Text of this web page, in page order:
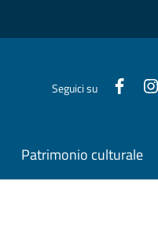
Seguici su
Patrimonio culturale